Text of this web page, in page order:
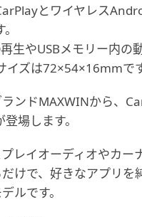
とワイヤレス
生やUSBメモリー内の
イズは72×54×16mmです
ンドMAXWINから、
場します。
レイオーディオやカー
けで、好きなアプリを
ルです。